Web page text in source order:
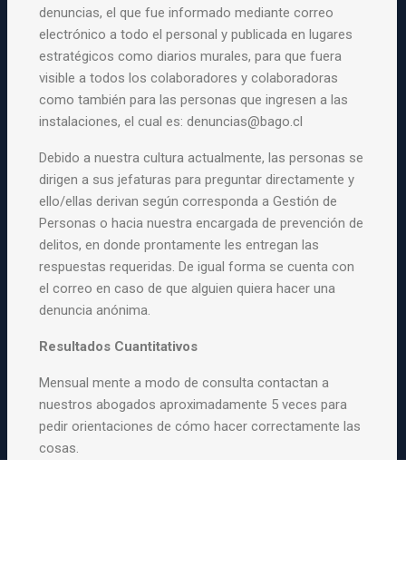
denuncias, el que fue informado mediante correo
electrónico a todo el personal y publicada en lugares
estratégicos como diarios murales, para que fuera
visible a todos los colaboradores y colaboradoras
como también para las personas que ingresen a las
instalaciones, el cual es:denuncias@bago.cl
Debido a nuestra cultura actualmente, las personas se
dirigen a sus jefaturas para preguntar directamente y
ello/ellas derivan según corresponda a Gestión de
Personas o hacia nuestra encargada de prevención de
delitos, en donde prontamente les entregan las
respuestas requeridas. De igual forma se cuenta con
el correo en caso de que alguien quiera hacer una
denuncia anónima.
Resultados Cuantitativos
Mensual mente a modo de consulta contactan a
nuestros abogados aproximadamente 5 veces para
pedir orientaciones de cómo hacer correctamente las
cosas.